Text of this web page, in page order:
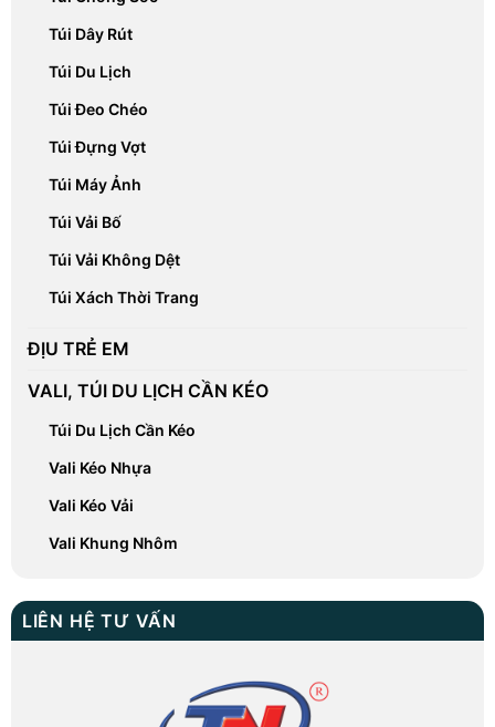
Túi Dây Rút
Túi Du Lịch
Túi Đeo Chéo
Túi Đựng Vợt
Túi Máy Ảnh
Túi Vải Bố
Túi Vải Không Dệt
Túi Xách Thời Trang
ĐỊU TRẺ EM
VALI, TÚI DU LỊCH CẦN KÉO
Túi Du Lịch Cần Kéo
Vali Kéo Nhựa
Vali Kéo Vải
Vali Khung Nhôm
LIÊN HỆ TƯ VẤN